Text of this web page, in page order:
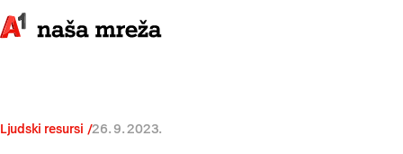
Ljudski resursi 26. 9. 2023.